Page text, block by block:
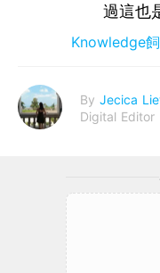
過這也
Knowledge
By Jecica
Digital Editor